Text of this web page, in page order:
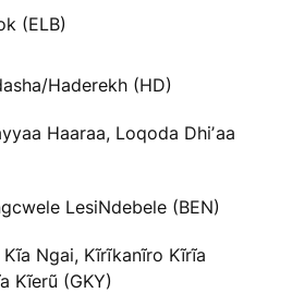
(ELB)
Haderekh (HD)
Haaraa, Loqoda Dhiʼaa
LesiNdebele (BEN)
Ngai, Kĩrĩkanĩro Kĩrĩa
Kĩerũ (GKY)